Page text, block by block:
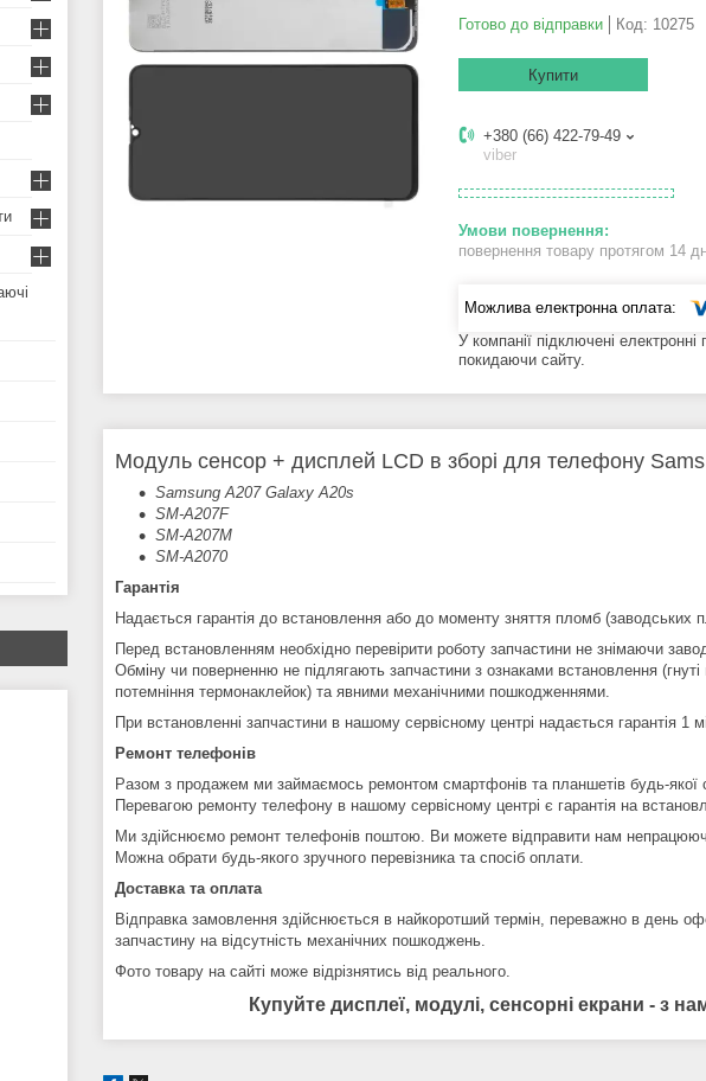
Готово до відправки Код: 10275
Купити
+380 (66) 422-79-49
viber
повернення товару протягом 14
У компанії підключені
покидаючи сайту.
Модуль сенсор + дисплей LCD в зборі для телефону
Samsung A207 Galaxy A20s
SM-A207F
SM-A207M
SM-A2070
Гарантія
Надається гарантія до встановлення або до моменту зняття пломб (заводських
Перед встановленням необхідно перевірити роботу запчастини не знімаючи
Обміну чи поверненню не підлягають запчастини з ознаками встановлення
потемніння термонаклейок) та явними механічними пошкодженнями.
При встановленні запчастини в нашому сервісному центрі надається гарантія 1
Ремонт телефонів
Разом з продажем ми займаємось ремонтом смартфонів та планшетів будь-якої
Перевагою ремонту телефону в нашому сервісному центрі є гарантія на
Ми здійснюємо ремонт телефонів поштою. Ви можете відправити нам
Можна обрати будь-якого зручного перевізника та спосіб оплати.
Доставка та оплата
Відправка замовлення здійснюється в найкоротший термін, переважно в день
запчастину на відсутність механічних пошкоджень.
Фото товару на сайті може відрізнятись від реального.
Купуйте дисплеї, модулі, сенсорні екрани - з